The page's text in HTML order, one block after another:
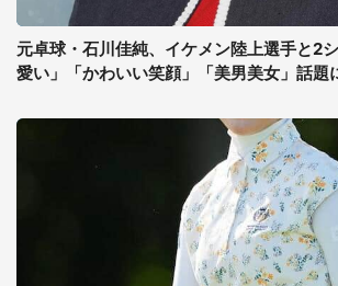
元卓球・石川佳純、イケメン陸上選手と2
愛い」「かわいい笑顔」「美男美女」話題